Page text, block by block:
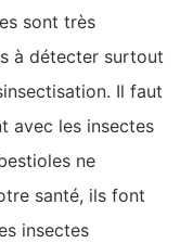
sont très
à détecter surtout
Il faut
avec les insectes
ne
santé, ils font
insectes